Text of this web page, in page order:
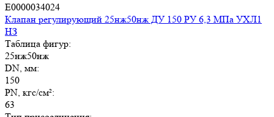
E0000034024
Клапан регулирующий 25нж50нж ДУ 150 РУ 6,3 МПа УХЛ1
НЗ
Таблица фигур:
25нж50нж
DN, мм:
150
PN, кгс/см²:
63